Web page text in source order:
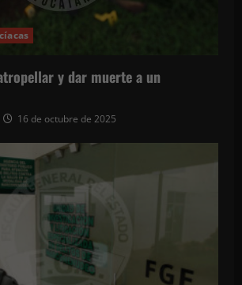
y dar muerte a un
16 de octubre de 2025